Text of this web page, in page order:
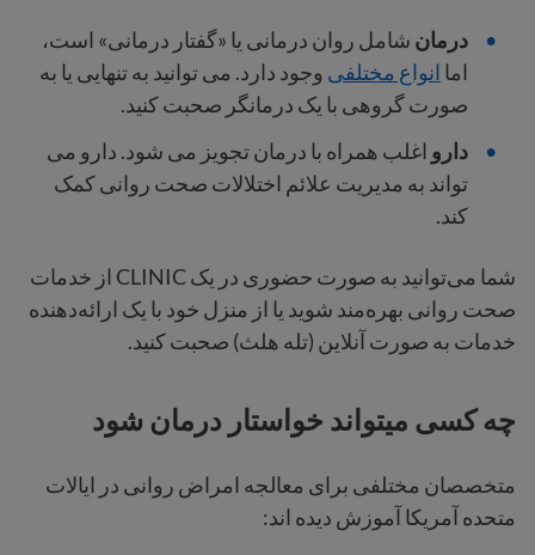
درمان شامل روان درمانی یا «گفتار درمانی» است،
اما انواع مختلفی وجود دارد. می توانید به تنهایی یا به
صورت گروهی با یک درمانگر صحبت کنید.
دارو اغلب همراه با درمان تجویز می شود. دارو می
تواند به مدیریت علائم اختلالات صحت روانی کمک
کند.
شما می‌توانید به صورت حضوری در یک CLINIC از خدمات
صحت روانی بهره‌مند شوید یا از منزل خود با یک ارائه‌دهنده
خدمات به صورت آنلاین (تله هلث) صحبت کنید.
چه کسی میتواند خواستار درمان شود
متخصصان مختلفی برای معالجه امراض روانی در ایالات
متحده آمریکا آموزش دیده اند: